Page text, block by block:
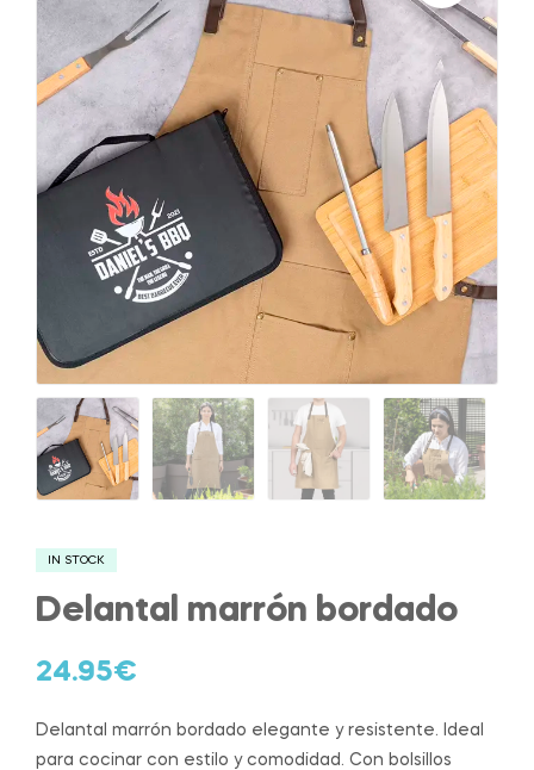
IN STOCK
Delantal marrón bordado
24.95€
Delantal marrón bordado elegante y resistente. Ideal
para cocinar con estilo y comodidad. Con bolsillos